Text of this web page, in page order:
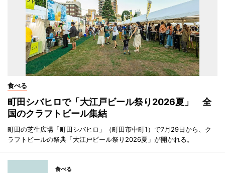
食べる
町田シバヒロで「大江戸ビール祭り2026夏」 全
国のクラフトビール集結
町田の芝生広場「町田シバヒロ」（町田市中町1）で7月29日から、ク
ラフトビールの祭典「大江戸ビール祭り2026夏」が開かれる。
食べる